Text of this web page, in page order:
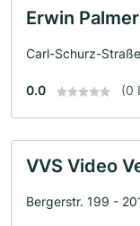
Erwin
Carl-Schurz-
0.0 (0
VVS Video
Bergerstr. 199 -